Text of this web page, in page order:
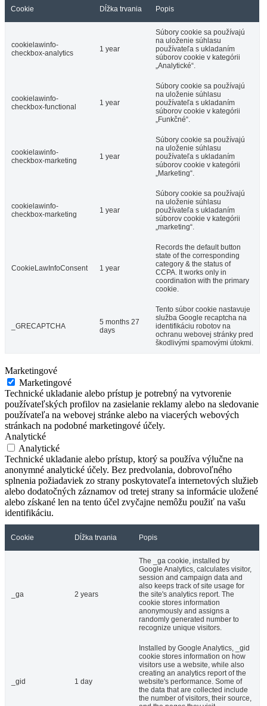
Cookie Dĺžka trvania Popis
cookielawinfo-
checkbox-analytics
1 year
Súbory cookie sa používajú
na uloženie súhlasu
používateľa s ukladaním
súborov cookie v kategórii
„Analytické“.
cookielawinfo-
checkbox-functional
1 year
Súbory cookie sa používajú
na uloženie súhlasu
používateľa s ukladaním
súborov cookie v kategórii
„Funkčné“.
cookielawinfo-
checkbox-marketing
1 year
Súbory cookie sa používajú
na uloženie súhlasu
používateľa s ukladaním
súborov cookie v kategórii
„Marketing“.
cookielawinfo-
checkbox-marketing
1 year
Súbory cookie sa používajú
na uloženie súhlasu
používateľa s ukladaním
súborov cookie v kategórii
„marketing“.
CookieLawInfoConsent 1 year
Records the default button
state of the corresponding
category & the status of
CCPA. It works only in
coordination with the primary
cookie.
_GRECAPTCHA
5 months 27
days
Tento súbor cookie nastavuje
služba Google recaptcha na
identifikáciu robotov na
ochranu webovej stránky pred
škodlivými spamovými útokmi.
Marketingové
Marketingové
Technické ukladanie alebo prístup je potrebný na vytvorenie
používateľských profilov na zasielanie reklamy alebo na sledovanie
používateľa na webovej stránke alebo na viacerých webových
stránkach na podobné marketingové účely.
Analytické
Analytické
Technické ukladanie alebo prístup, ktorý sa používa výlučne na
anonymné analytické účely. Bez predvolania, dobrovoľného
splnenia požiadaviek zo strany poskytovateľa internetových služieb
alebo dodatočných záznamov od tretej strany sa informácie uložené
alebo získané len na tento účel zvyčajne nemôžu použiť na vašu
identifikáciu.
Cookie Dĺžka trvania Popis
_ga 2 years
The _ga cookie, installed by
Google Analytics, calculates visitor,
session and campaign data and
also keeps track of site usage for
the site's analytics report. The
cookie stores information
anonymously and assigns a
randomly generated number to
recognize unique visitors.
_gid 1 day
Installed by Google Analytics, _gid
cookie stores information on how
visitors use a website, while also
creating an analytics report of the
website's performance. Some of
the data that are collected include
the number of visitors, their source,